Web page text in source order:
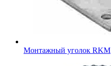
Монтажный уголок RKM